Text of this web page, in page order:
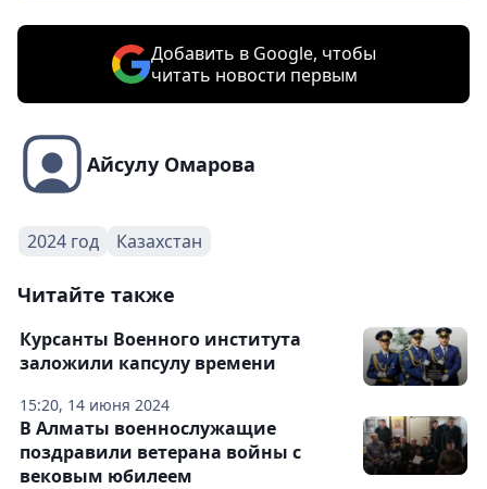
Добавить в Google, чтобы
читать новости первым
Айсулу Омарова
2024 год Казахстан
Читайте также
15:20, 14 июня 2024
Курсанты Военного института
заложили капсулу времени
В Алматы военнослужащие
поздравили ветерана войны с
вековым юбилеем